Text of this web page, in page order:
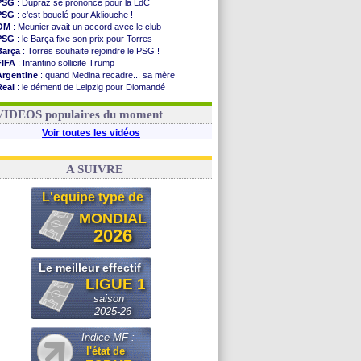
: Dupraz se prononce pour la LdC
: c'est bouclé pour Akliouche !
: Meunier avait un accord avec le club
: le Barça fixe son prix pour Torres
: Torres souhaite rejoindre le PSG !
: Infantino sollicite Trump
: quand Medina recadre... sa mère
: le démenti de Leipzig pour Diomandé
: le conseiller d'Infantino démissionne !
populaires du moment
Voir toutes les vidéos
A SUIVRE
L'equipe type de
MONDIAL
2026
Le meilleur effectif
LIGUE 1
saison
2025-26
Indice MF :
l'état de